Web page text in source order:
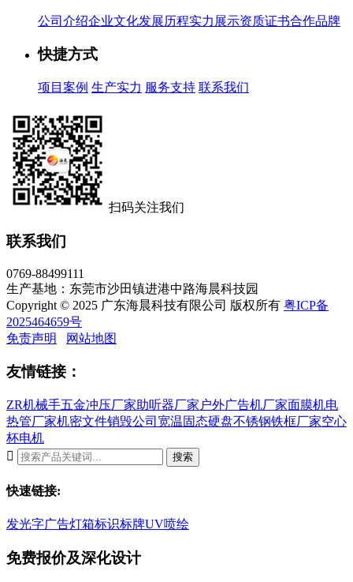
公司介绍企业文化发展历程实力展示资质证书合作品牌
快捷方式
项目案例 生产实力 服务支持 联系我们
扫码关注我们
联系我们
0769-88499111
生产基地：东莞市沙田镇进港中路海晨科技园
Copyright © 2025 广东海晨科技有限公司 版权所有 粤ICP备
2025464659号
免责声明
网站地图
友情链接：
ZR机械手五金冲压厂家助听器厂家 户外广告机厂家面膜机电
热管厂家机密文件销毁公司 宽温固态硬盘不锈钢铁框厂家空心
杯电机

搜索
快速链接:
发光字广告灯箱标识标牌UV喷绘
免费报价及深化设计